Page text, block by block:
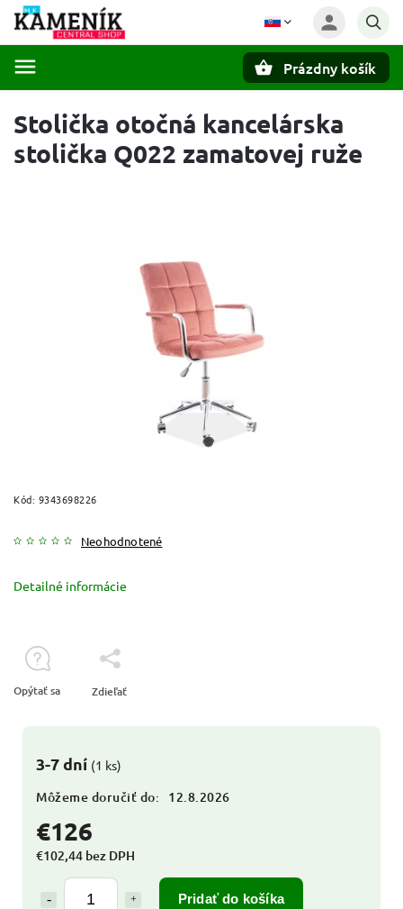
Prázdny košík
Stolička otočná kancelárska
stolička Q022 zamatovej ruže
Kód: 9343698226
Neohodnotené
€126
€102,44 bez DPH
Pridať do košíka
3-7 dní (1 ks)
Môžeme doručiť do: 12.8.2026
Detailné informácie
Opýtať sa Zdieľať